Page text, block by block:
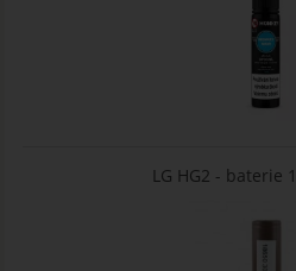
LG HG2 - baterie